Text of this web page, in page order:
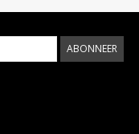
ABONNEER